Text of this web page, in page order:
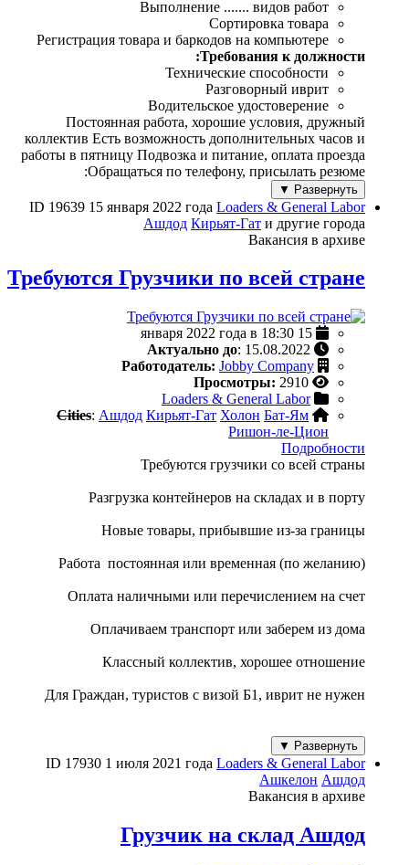
Выполнение ....... видов работ
Сортировка товара
Регистрация товара и баркодов на компьютере
Требования к должности:
Технические способности
Разговорный иврит
Водительское удостоверение
Постоянная работа, хорошие условия, дружный
коллектив Есть возможность дополнительных часов и
работы в пятницу Подвозка и питание, оплата проезда
Обращаться по телефону, присылать резюме:
Развернуть ▼
ID 19639 15 января 2022 года Loaders & General Labor
Ашдод Кирьят-Гат и другие города
Вакансия в архиве
Требуются Грузчики по всей стране
Актуально до: 15.08.2022
Работодатель: Jobby Company
Просмотры: 2910
Loaders & General Labor
Cities: Ашдод Кирьят-Гат Холон Бат-Ям
Ришон-ле-Цион
Подробности
Требуются грузчики со всей страны
Разгрузка контейнеров на складах и в порту
Новые товары, прибывшие из-за границы
Работа постоянная или временная (по желанию)
Оплата наличными или перечислением на счет
Оплачиваем транспорт или заберем из дома
Классный коллектив, хорошее отношение
Для Граждан, туристов с визой Б1, иврит не нужен
Развернуть ▼
ID 17930 1 июля 2021 года Loaders & General Labor
Ашкелон Ашдод
Вакансия в архиве
Грузчик на склад Ашдод